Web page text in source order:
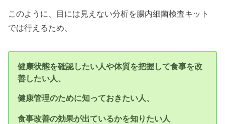
このように、目には見えない分析を腸内細菌検査キット
では行えるため、
健康状態を確認したい人や体質を把握して食事を改
善したい人、
健康管理のために知っておきたい人、
食事改善の効果が出ているかを知りたい人